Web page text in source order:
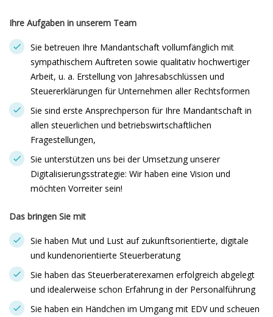
Ihre Aufgaben in unserem Team
Sie betreuen Ihre Mandantschaft vollumfänglich mit
sympathischem Auftreten sowie qualitativ hochwertiger
Arbeit, u. a. Erstellung von Jahresabschlüssen und
Steuererklärungen für Unternehmen aller Rechtsformen
Sie sind erste Ansprechperson für Ihre Mandantschaft in
allen steuerlichen und betriebswirtschaftlichen
Fragestellungen,
Sie unterstützen uns bei der Umsetzung unserer
Digitalisierungsstrategie: Wir haben eine Vision und
möchten Vorreiter sein!
Das bringen Sie mit
Sie haben Mut und Lust auf zukunftsorientierte, digitale
und kundenorientierte Steuerberatung
Sie haben das Steuerberaterexamen erfolgreich abgelegt
und idealerweise schon Erfahrung in der Personalführung
Sie haben ein Händchen im Umgang mit EDV und scheuen